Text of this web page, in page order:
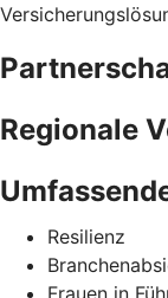
Regionale
Resilienz
Frauen in